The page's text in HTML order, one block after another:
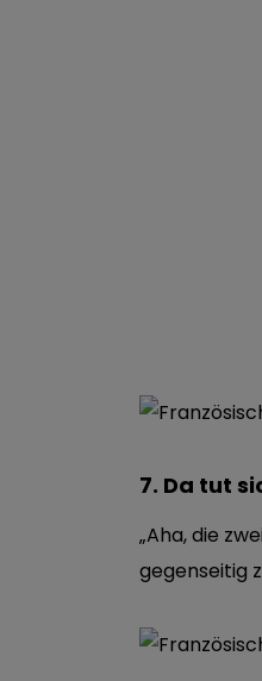
7. Da tut
„Aha, die
gegenseitig